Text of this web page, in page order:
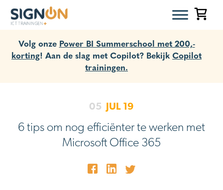
Volg onze Power BI Summerschool met 200,-
korting! Aan de slag met Copilot? Bekijk Copilot
trainingen.
05 JUL 19
6 tips om nog efficiënter te werken met
Microsoft Office 365